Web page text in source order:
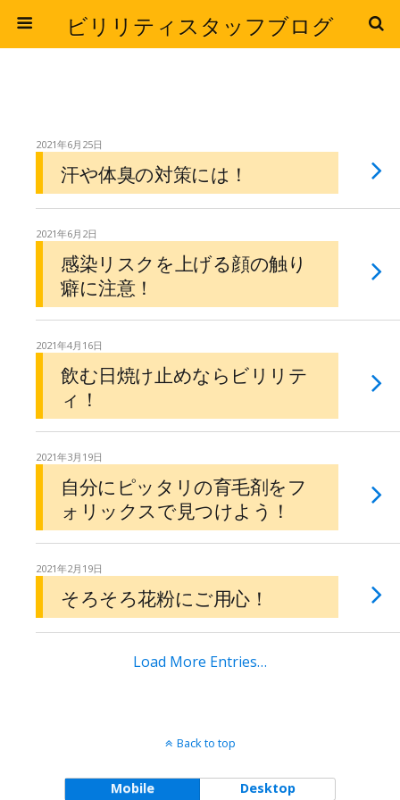
ビリリティスタッフブログ
2021年6月25日
汗や体臭の対策には！
2021年6月2日
感染リスクを上げる顔の触り
癖に注意！
2021年4月16日
飲む日焼け止めならビリリテ
ィ！
2021年3月19日
自分にピッタリの育毛剤をフ
ォリックスで見つけよう！
2021年2月19日
そろそろ花粉にご用心！
Load More Entries…
Back to top
Mobile Desktop